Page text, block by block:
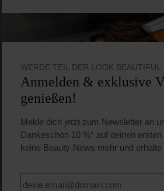
WERDE TEIL DER LOOK
Anmelden & exklusive
genießen!
Melde dich jetzt zum Newsletter an
Dankeschön 10 %* auf deinen
keine Beauty-News mehr und